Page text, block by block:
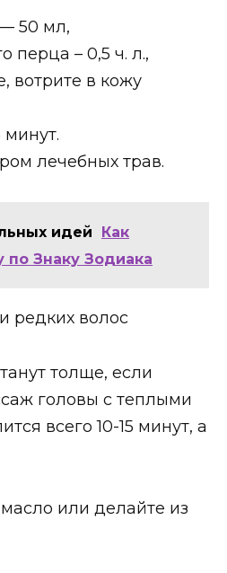
50 мл,
перца – 0,5 ч. л.,
вотрите в кожу
лечебных трав.
идей
Как
по Знаку Зодиака
редких волос
толще, если
головы с теплыми
всего 10-15 минут, а
или делайте из